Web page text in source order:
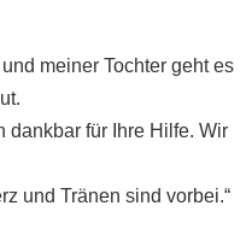
meiner Tochter geht es
dankbar für Ihre Hilfe. Wir
und Tränen sind vorbei.“